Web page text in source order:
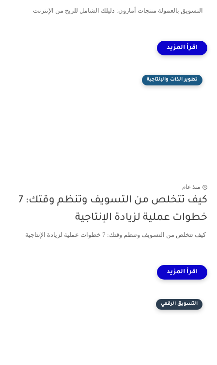
التسويق بالعمولة منتجات أمازون: دليلك الشامل للربح من الإنترنت
تطوير الذات والإنتاجية
منذ عام
كيف تتخلص من التسويف وتنظم وقتك: 7
خطوات عملية لزيادة الإنتاجية
كيف تتخلص من التسويف وتنظم وقتك: 7 خطوات عملية لزيادة الإنتاجية
التسويق الرقمي